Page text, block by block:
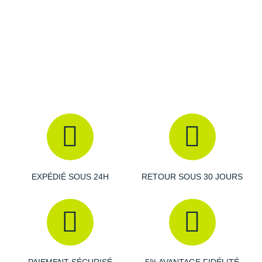
Semelle extérieure
: D'une adhérence extrême, elle
Semelle intérieure amovible
Poids constaté chez i-Run : 201 g en taille 40
Cette version Woven se distingue par sa conception tissée au
EXPÉDIÉ SOUS 24H RETOUR SOUS 30 JOURS